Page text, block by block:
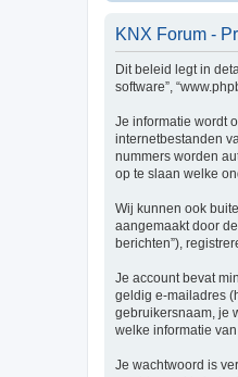
KNX Forum -
Dit beleid legt in
software”,
Je informatie wordt
internetbestanden
nummers worden
op te slaan welke
Wij kunnen ook
aangemaakt door
berichten”),
Je account bevat
geldig e-mailadres
gebruikersnaam, je
welke informatie
Je wachtwoord is